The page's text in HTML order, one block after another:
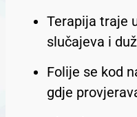
Terapija traje
slučajeva i
Folije se kod
gdje